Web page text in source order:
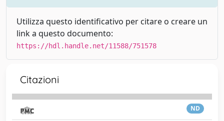
Utilizza questo identificativo per citare o creare un
link a questo documento:
https://hdl.handle.net/11588/751578
Citazioni
ND